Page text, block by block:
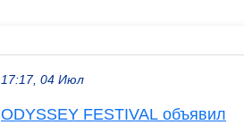
17:17, 04 Июл
ODYSSEY FESTIVAL объявил